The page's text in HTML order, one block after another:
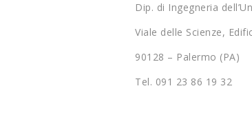
Dip. di Ingegneria
Viale delle Scienze,
90128 – Palermo (PA)
Tel. 091 23 86 19 32